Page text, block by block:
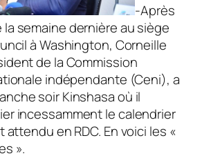
-Après
semaine dernière au siège
à Washington, Corneille
de la Commission
indépendante (Ceni), a
soir Kinshasa où il
incessamment le calendrier
en RDC. En voici les «
».